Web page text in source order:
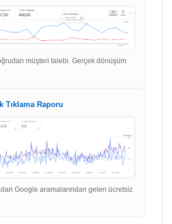
müşteri talebi. Gerçek dönüşüm
Tıklama Raporu
Google aramalarından gelen ücretsiz